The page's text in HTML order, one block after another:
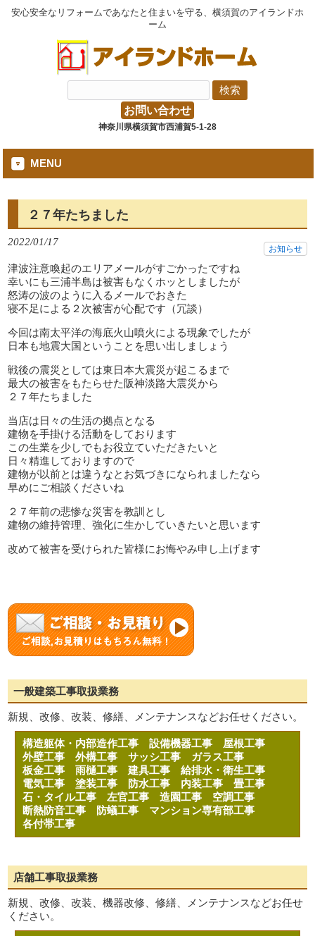
安心安全なリフォームであなたと住まいを守る、横須賀のアイランドホ
ーム
お問い合わせ
神奈川県横須賀市西浦賀5-1-28
MENU
２７年たちました
2022/01/17
お知らせ
津波注意喚起のエリアメールがすごかったですね
幸いにも三浦半島は被害もなくホッとしましたが
怒涛の波のように入るメールでおきた
寝不足による２次被害が心配です（冗談）
今回は南太平洋の海底火山噴火による現象でしたが
日本も地震大国ということを思い出しましょう
戦後の震災としては東日本大震災が起こるまで
最大の被害をもたらせた阪神淡路大震災から
２７年たちました
当店は日々の生活の拠点となる
建物を手掛ける活動をしております
この生業を少しでもお役立ていただきたいと
日々精進しておりますので
建物が以前とは違うなとお気づきになられましたなら
早めにご相談くださいね
２７年前の悲惨な災害を教訓とし
建物の維持管理、強化に生かしていきたいと思います
改めて被害を受けられた皆様にお悔やみ申し上げます
一般建築工事取扱業務
新規、改修、改装、修繕、メンテナンスなどお任せください。
構造躯体・内部造作工事設備機器工事 屋根工事
外壁工事外構工事サッシ工事 ガラス工事
板金工事雨樋工事建具工事給排水・衛生工事
電気工事塗装工事 防水工事 内装工事畳工事
石・タイル工事左官工事造園工事 空調工事
断熱防音工事
防蟻工事 マンション専有部工事
各付帯工事
店舗工事取扱業務
新規、改修、改装、機器改修、修繕、メンテナンスなどお任せ
ください。